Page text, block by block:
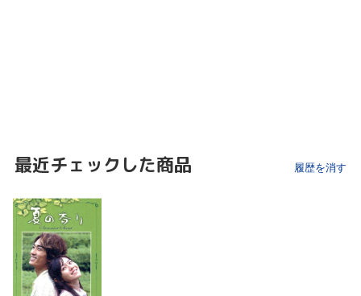
最近チェックした商品 履歴を消す